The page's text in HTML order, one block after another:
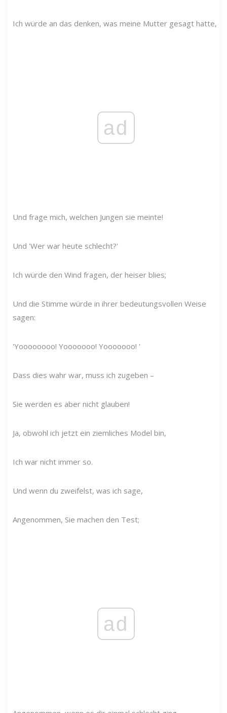
Ich würde an das denken, was meine Mutter gesagt hatte,
ad
Und frage mich, welchen Jungen sie meinte!
Und 'Wer war heute schlecht?'
Ich würde den Wind fragen, der heiser blies;
Und die Stimme würde in ihrer bedeutungsvollen Weise
sagen:
'Yoooooooo! Yooooooo! Yooooooo! '
Dass dies wahr war, muss ich zugeben –
Sie werden es aber nicht glauben!
Ja, obwohl ich jetzt ein ziemliches Model bin,
Ich war nicht immer so.
Und wenn du zweifelst, was ich sage,
Angenommen, Sie machen den Test;
ad